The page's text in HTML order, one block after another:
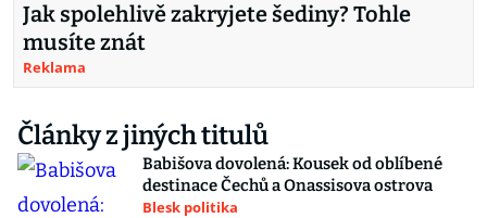
Jak spolehlivě zakryjete šediny? Tohle
musíte znát
Reklama
Články z jiných titulů
Babišova dovolená: Kousek od oblíbené
destinace Čechů a Onassisova ostrova
Blesk politika